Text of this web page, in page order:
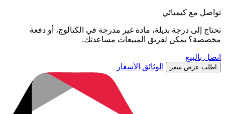
تواصل مع كيميائي
تحتاج إلى درجة بديلة، مادة غير مدرجة في الكتالوج، أو دفعة
مخصصة؟ يمكن لفريق المبيعات مساعدتك.
اتصل بالبيع
اطلب عرض سعر الوثائق الأسعار